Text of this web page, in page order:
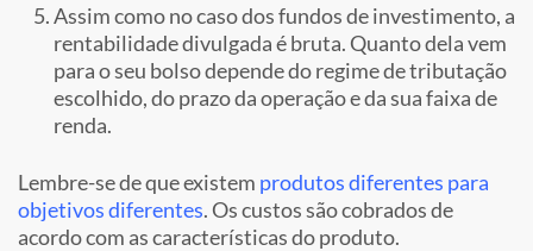
Assim como no caso dos fundos de investimento, a
rentabilidade divulgada é bruta. Quanto dela vem
para o seu bolso depende do regime de tributação
escolhido, do prazo da operação e da sua faixa de
renda.
Lembre-se de que existem produtos diferentes para
objetivos diferentes. Os custos são cobrados de
acordo com as características do produto.